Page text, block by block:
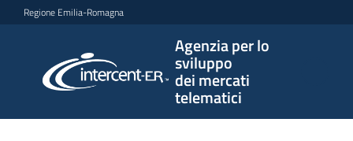
Vai al contenuto
Vai alla navigazione
Vai al footer
Regione Emilia-Romagna
Agenzia per lo
sviluppo
dei mercati
telematici
per lo
sviluppo